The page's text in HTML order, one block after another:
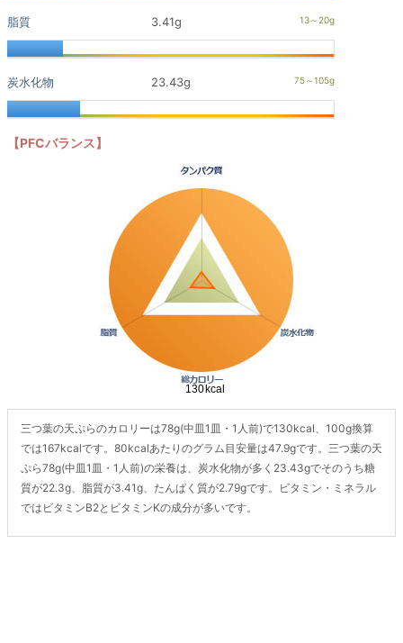
脂質 3.41g
炭水化物 23.43g
【PFCバランス】
三つ葉の天ぷらのカロリーは78g(中皿1皿・1人前)で130kcal、100g換算
では167kcalです。80kcalあたりのグラム目安量は47.9gです。三つ葉の天
ぷら78g(中皿1皿・1人前)の栄養は、炭水化物が多く23.43gでそのうち糖
質が22.3g、脂質が3.41g、たんぱく質が2.79gです。ビタミン・ミネラル
ではビタミンB2とビタミンKの成分が多いです。